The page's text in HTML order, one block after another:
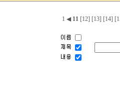
1 ◀ 11 [12] [13] [14]